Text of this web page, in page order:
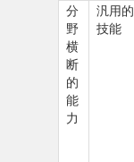
分
野
横
断
的
能
力
汎用的
技能